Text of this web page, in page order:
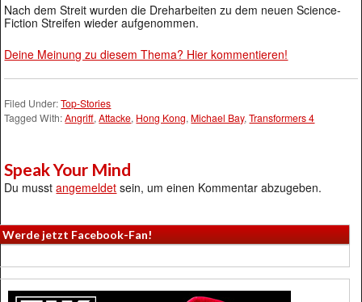
Nach dem Streit wurden die Dreharbeiten zu dem neuen Science-
Fiction Streifen wieder aufgenommen.
Deine Meinung zu diesem Thema? Hier kommentieren!
Filed Under:Top-Stories
Tagged With:Angriff,Attacke, Hong Kong, Michael Bay,Transformers 4
Speak Your Mind
Du musstangemeldet sein, um einen Kommentar abzugeben.
Werde jetzt Facebook-Fan!